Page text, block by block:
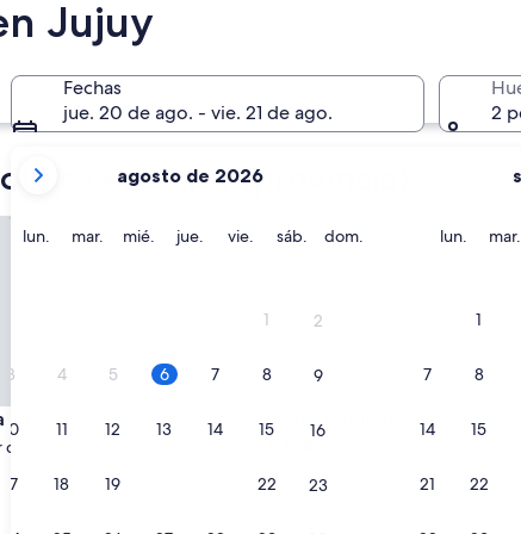
Jujuy
Fechas
jue. 20 de ago. - vie. 21 de ago.
meses
son
agosto de 2026
lun. lunesmar. martes
mié. miércoles
jue. jueves
vie. viernes
sáb. sábado
dom.
1 2
3 4 5 6 7 8 9
10 11 12 13 14 15 16
17 18 19 22 23
lun. lunesmar.
1
7 8
14 15
21 22
2
En cuatro meses
27 nov. - 29 nov.
en Jujuy (provincia)
Jujuy
3. Alto Belgrano
Alto Belgrano
de
3.0
Barrio Centro
Alto Belgrano